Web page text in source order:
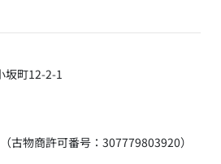
坂町12-2-1
古物商許可番号：307779803920）